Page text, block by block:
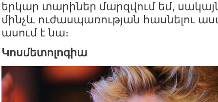
երկար տարիներ մարզվում եմ,
մինչև ուժասպառության հասնելու
ասում է նա։
Կոսմետոլոգիա